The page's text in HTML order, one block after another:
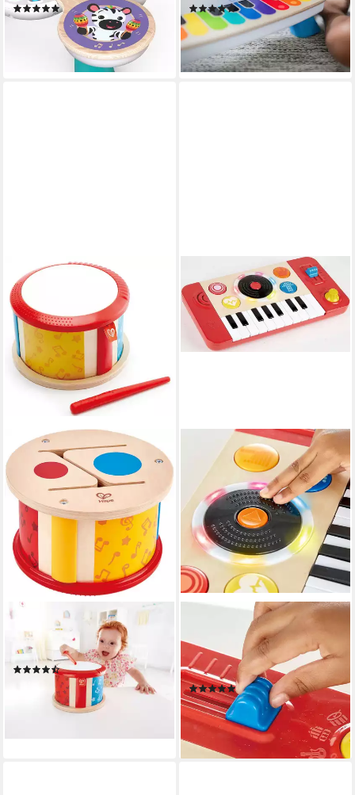
(3)
ab 34,18 € UVP44,99 €
lieferbar - in 3-4 Werktagen bei dir
(1)
ab 32,92 € UVP44,99 €
-27%
lieferbar - in 3-4 Werktagen bei dir
Spielzeug-Musikinstrument
Doppelseitige Kinder Trommel
(7)
ab 19,63 €
lieferbar - in 3-4 Werktagen bei dir
Spielzeug-Musikinstrument
DJ-Mischpult, mit Licht &
Sound
(1)
32,57 € UVP44,99 €
-28%
lieferbar - in 3-4 Werktagen bei dir